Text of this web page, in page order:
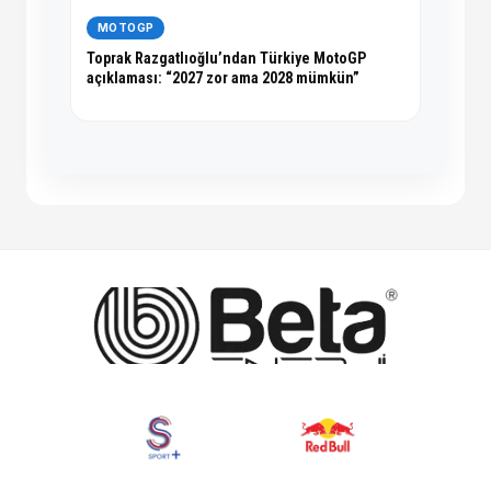
MOTOGP
Toprak Razgatlıoğlu’ndan Türkiye MotoGP
açıklaması: “2027 zor ama 2028 mümkün”